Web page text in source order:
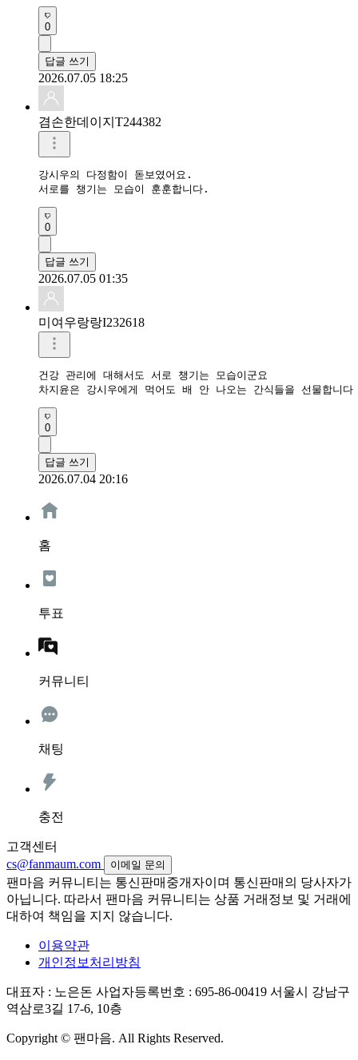
0
답글 쓰기
2026.07.05 18:25
겸손한데이지T244382
강시우의 다정함이 돋보였어요.
0
답글 쓰기
2026.07.05 01:35
미여우랑랑I232618
건강 관리에 대해서도 서로 챙기는 모습이군요
차지윤은 강시우에게 먹어도 배 안 나오는 간식들을 선물합니
0
답글 쓰기
2026.07.04 20:16
홈
투표
커뮤니티
채팅
충전
고객센터
cs@fanmaum.com
이메일 문의
팬마음 커뮤니티는 통신판매중개자이며 통신판매의 당사자가
아닙니다. 따라서 팬마음 커뮤니티는 상품 거래정보 및 거래에
대하여 책임을 지지 않습니다.
이용약관
개인정보처리방침
대표자 : 노은돈 사업자등록번호 : 695-86-00419 서울시 강남구
역삼로3길 17-6, 10층
Copyright © 팬마음. All Rights Reserved.